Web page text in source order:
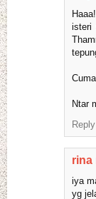
isteri
Ntar
Reply
rina
iya
yg